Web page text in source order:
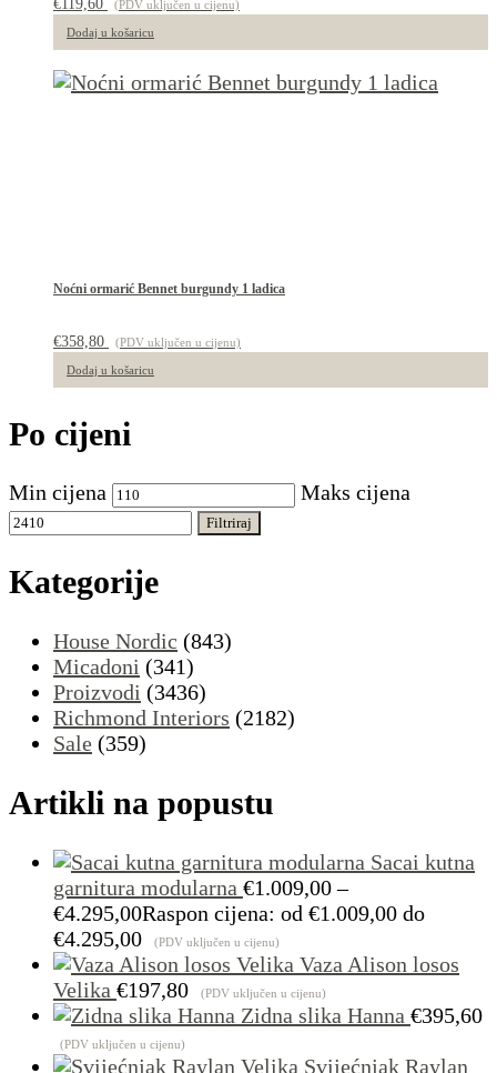
€119,60 (PDV uključen u cijenu)
Dodaj u košaricu
Noćni ormarić Bennet burgundy 1 ladica
€358,80 (PDV uključen u cijenu)
Dodaj u košaricu
Po cijeni
Min cijena Maks cijena
Filtriraj
Kategorije
House Nordic (843)
Micadoni (341)
Proizvodi (3436)
Richmond Interiors (2182)
Sale (359)
Artikli na popustu
Sacai kutna
garnitura modularna €1.009,00 –
€4.295,00Raspon cijena: od €1.009,00 do
€4.295,00
(PDV uključen u cijenu)
Vaza Alison losos
Velika €197,80 (PDV uključen u cijenu)
Zidna slika Hanna €395,60
(PDV uključen u cijenu)
Svijećnjak Raylan